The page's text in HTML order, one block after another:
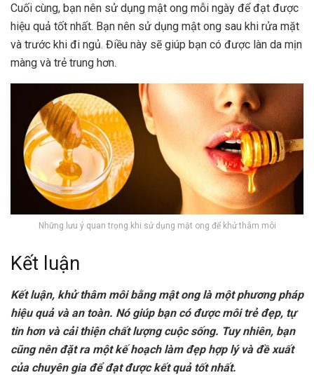
Cuối cùng, bạn nên sử dụng mật ong mỗi ngày để đạt được
hiệu quả tốt nhất. Bạn nên sử dụng mật ong sau khi rửa mặt
và trước khi đi ngủ. Điều này sẽ giúp bạn có được làn da mịn
màng và trẻ trung hơn.
Những lưu ý quan trọng khi sử dụng mật ong để khử thâm môi
Kết luận
Kết luận, khử thâm môi bằng mật ong là một phương pháp
hiệu quả và an toàn. Nó giúp bạn có được môi trẻ đẹp, tự
tin hơn và cải thiện chất lượng cuộc sống. Tuy nhiên, bạn
cũng nên đặt ra một kế hoạch làm đẹp hợp lý và đề xuất
của chuyên gia để đạt được kết quả tốt nhất.